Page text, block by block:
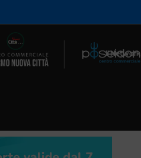
Il Network